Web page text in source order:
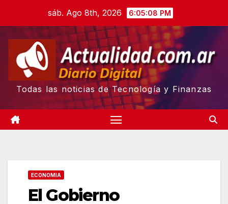
content
sáb. Ago 8th, 2026 6:05:09 PM
Todas las noticias de Tecnología y Finanzas
ECONOMIA
El Gobierno